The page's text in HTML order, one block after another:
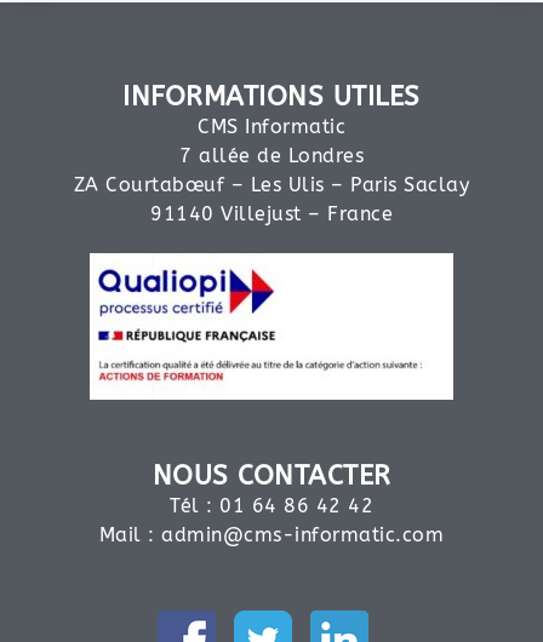
INFORMATIONS UTILES
CMS Informatic
7 allée de Londres
ZA Courtabœuf – Les Ulis – Paris Saclay
91140 Villejust – France
NOUS CONTACTER
Tél : 01 64 86 42 42
Mail :admin@cms-informatic.com